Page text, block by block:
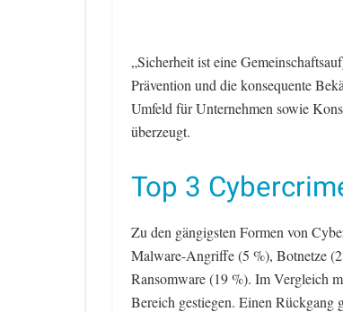
„Sicherheit ist eine
Prävention und die konsequente
Umfeld für Unternehmen sowie
überzeugt.
Top 3
Zu den gängigsten Formen von
Malware-Angriffe (5 %), Botnetze
Ransomware (19 %). Im Vergleich
Bereich gestiegen. Einen Rückgang